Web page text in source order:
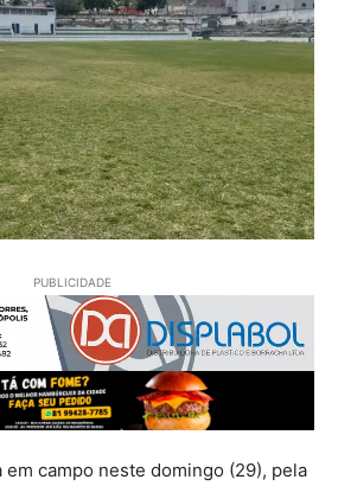
PUBLICIDADE
em campo neste domingo (29), pela